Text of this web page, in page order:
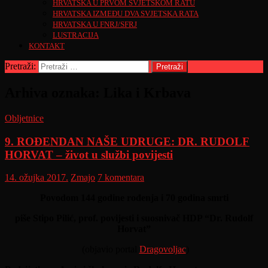
HRVATSKA U PRVOM SVJETSKOM RATU
HRVATSKA IZMEĐU DVA SVJETSKA RATA
HRVATSKA U FNRJ/SFRJ
LUSTRACIJA
KONTAKT
Pretraži:
Obljetnice
9. ROĐENDAN NAŠE UDRUGE: DR. RUDOLF
HORVAT – život u službi povijesti
14. ožujka 2017. Zmajo 7 komentara
Dragovoljac)